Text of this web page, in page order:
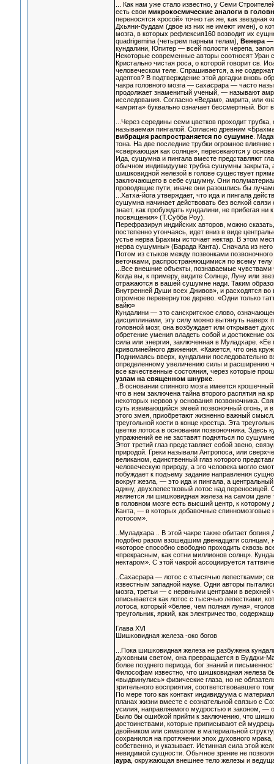
... Как нам уже стало известно, у Семи
есть свои микрокосмические аналоги в
переносятся «росой» точно так же, как
Дхьяни-буддам (двое из них не имеют имен), о
мозга, в которых рефлексия160 возводит их
quadrigemina (четырем парным телам),
Венера
кундалини, Юпитер — всей полости черепа,
Некоторые современные авторы соотносят
Кристально чистая роса, о которой говорит св.
человеческом теле. Спрашивается, а не
адептов? В подтверждение этой догадки вновь
чакра головного мозга — сахасрара — часто
продолжает знаменитый ученый, — называют
исследования. Согласно «Ведам», амрита, или
«амрита» буквально означает бессмертный. Вот
...Через середины семи цветков проходит
называемая пингалой. Согласно древним
вибрация распространяется по сушумне.
тона. На две последние трубки огромное
«сверкающая как солнце», пересекаются у
Ида, сушумна и пингала вместе представляют
обычном индивидууме трубка сушумны закрыта,
шишковидной железой в голове существует
заключающего в себе сушумну. Они
проводящие пути, иначе они разошлись бы
...Хатха-йога утверждает, что ида и пингала
сушумна начинает действовать без всякой
знает, как пробуждать кундалини, не прибегая
посвящения» (Т.Субба Роу).
Перефразируя индийских авторов, можно
постепенно утончаясь, идет вниз в виде
устье нерва Брахмы источает нектар. В этом
нерва сушумны» (Барада Канта). Сначала из
Потом из стыков между позвонками
веточками, распространяющимися по всему телу
...Все внешние объекты, познаваемые
Когда вы, к примеру, видите Солнце, Луну или
отражаются в вашей сушумне нади. Таким
Внутренней Души всех Дживов», и расходятся
огромное перевернутое дерево. «Одни только
вайю»
Кундалини — это санскритское слово,
дисциплинами, эту силу можно вытянуть наверх
головной мозг, она возбуждает или открывает
обретение умения владеть собой и достижение
сила или энергия, заключенная в Муладхаре. «Ее
криволинейного движения. «Кажется, что она
Поднимаясь вверх, кундалини последовательно
определенному увеличению силы и расширению
все качественные состояния, через которые
узлам на священном шнурке.
..В основании спинного мозга имеется
что в нем заключена тайна второго распятия на
некоторых нервов у основания позвоночника.
суть извивающийся змеей позвоночный огонь, и
этого змея, приобретают жизненно важный
треугольной кости в конце крестца. Эта
цветке лотоса в основании позвоночника.
упражнений ее не заставят подняться по
Этот третий глаз представляет собой звено,
природой. Греки называли Антропоса, или
великаном, единственный глаз которого
человеческую природу, а эго человека могло
побуждает к подъему задание направления
вокруг жезла, — это ида и пингала, а
аджну, двухлепестковый лотос над переносицей.
является ли шишковидная железа на самом деле
в головном мозге есть высший центр, к
Канта, — в которых добавочные спинномозговые
лотосом».
..Муладхара .. В этой чакре также обитает
подобно разом взошедшим двенадцати солнцам,
«которое способно свободно проходить сквозь
«прекрасным, как сотни миллионов солнц».
нектаром». С этой чакрой ассоциируется
..Сахасрара — лотос с «тысячью лепестками»;
известным западной науке. Одни авторы
мозга, третьи — с нервными центрами в верхней
описывается как лотос с тысячью лепестками,
лотоса, который «белее, чем полная луна»,
треугольник, яркий, как электричество,
Глава XVI
Шишковидная железа -око богов
...Пока шишковидная железа не разбужена
духовным светом, она превращается в Буддхи-
более позднего периода, бог знаний и
Философам известно, что шишковидная железа
«выдвинулись» физические глаза, но не
зрительного восприятия, соответствовавшего
По мере того как контакт индивидуума с
планах жизни вместе с сознательной связью с
усилия, направляемого мудростью и законом, —
Было бы ошибкой прийти к заключению, что
достоинствами, которые приписывают ей
двойником или символом в материальной
сохранился на протяжении эпох духовного
собственно, и указывает. Истинная сила этой
невидимой сущности. Обычное зрение не
аура, окружающая внешнее тело железы и